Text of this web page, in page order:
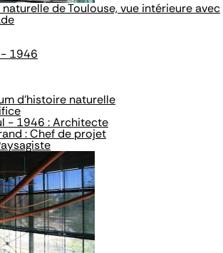
de Toulouse, vue intérieure avec
- 1946
d'histoire naturelle
- 1946 : Architecte
: Chef de projet